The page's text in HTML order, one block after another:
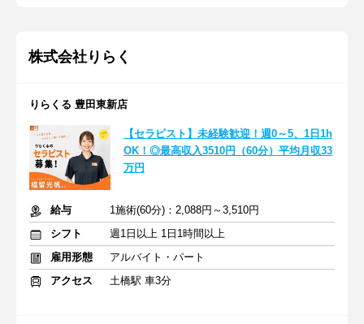
株式会社りらく
りらくる 豊田東新店
【セラピスト】未経験歓迎！週0～5、1日1h
OK！◎最高収入3510円（60分）平均月収33
万円
給与
1施術(60分)：2,088円～3,510円
シフト
週1日以上 1日1時間以上
雇用形態
アルバイト・パート
アクセス
土橋駅 車3分